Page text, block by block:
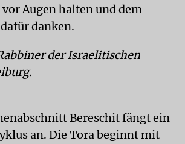
Augen halten und dem
danken.
der Israelitischen
Bereschit fängt ein
an. Die Tora beginnt mit